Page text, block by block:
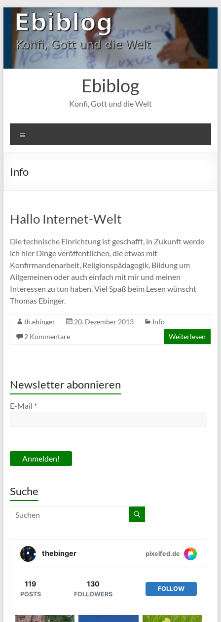
Zum
Inhalt
springen
Ebiblog
Konfi, Gott und die Welt
Info
Hallo Internet-Welt
Die technische Einrichtung ist geschafft, in Zukunft werde
ich hier Dinge veröffentlichen, die etwas mit
Konfirmandenarbeit, Religionspädagogik, Bildung um
Allgemeinen oder auch einfach mit mir und meinen
Interessen zu tun haben. Viel Spaß beim Lesen wünscht
Thomas Ebinger.
th.ebinger 20. Dezember 2013
Info
2 Kommentare
Weiterlesen
Newsletter abonnieren
E-Mail *
Suche